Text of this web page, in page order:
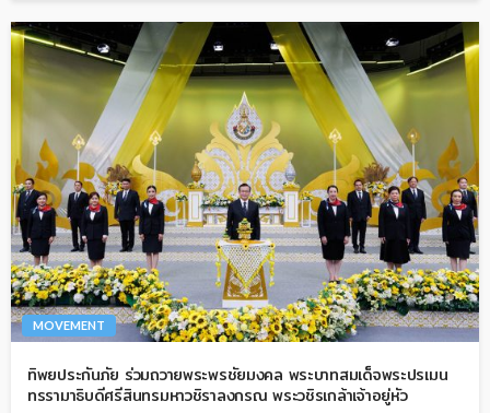
MOVEMENT
ทิพยประกันภัย ร่วมถวายพระพรชัยมงคล พระบาทสมเด็จพระปรเมน
ทรรามาธิบดีศรีสินทรมหาวชิราลงกรณ พระวชิรเกล้าเจ้าอยู่หัว